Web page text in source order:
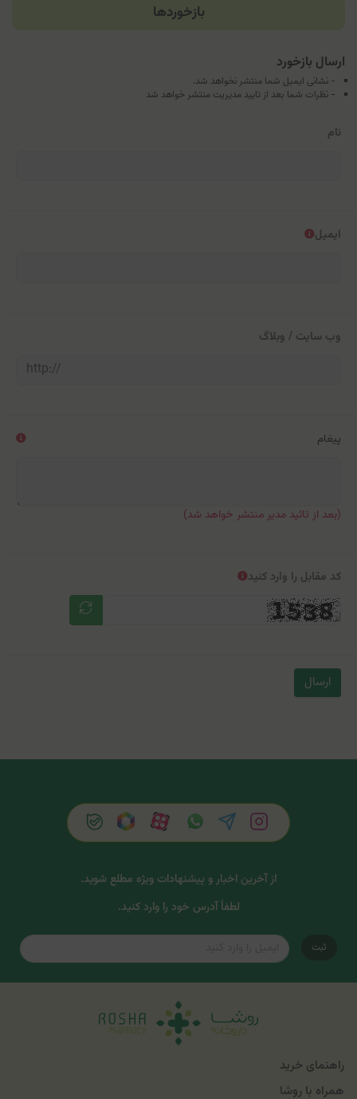
بازخوردها
ارسال بازخورد
- نشانی ایمیل شما منتشر نخواهد شد.
- نظرات شما بعد از تایید مدیریت منتشر خواهد شد
نام
ایمیل
وب سایت / وبلاگ
پیغام
(بعد از تائید مدیر منتشر خواهد شد)
کد مقابل را وارد کنید
ارسال
از آخرین اخبار و پیشنهادات ویژه مطلع شوید.
لطفاً آدرس خود را وارد کنید.
ثبت
راهنمای خرید
همراه با روشا